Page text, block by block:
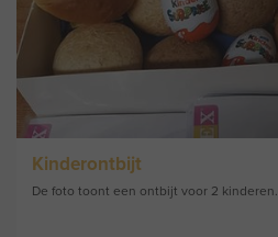
Kinderontbijt
De foto toont een ontbijt voor 2 kinderen.